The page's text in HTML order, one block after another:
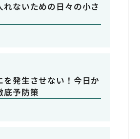
れないための日々の小さ
を発生させない！今日か
底予防策